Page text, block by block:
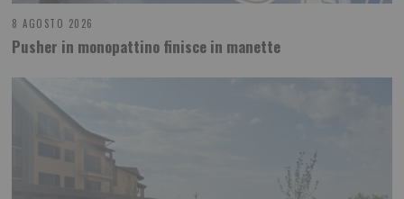
8 AGOSTO 2026
Pusher in monopattino finisce in manette